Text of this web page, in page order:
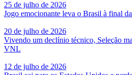
25 de julho de 2026
Jogo emocionante leva o Brasil à final
20 de julho de 2026
Vivendo um declínio técnico, Seleção
VNL
12 de julho de 2026